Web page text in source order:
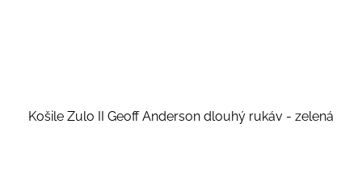
Košile Zulo II Geoff Anderson dlouhý rukáv - zelená